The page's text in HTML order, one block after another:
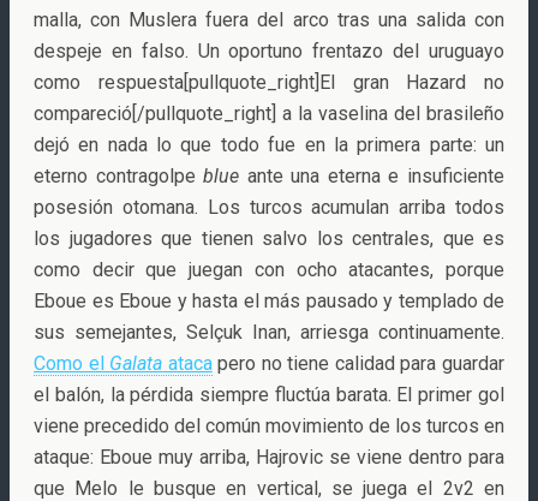
malla, con Muslera fuera del arco tras una salida con
despeje en falso. Un oportuno frentazo del uruguayo
como respuesta[pullquote_right]El gran Hazard no
compareció[/pullquote_right] a la vaselina del brasileño
dejó en nada lo que todo fue en la primera parte: un
eterno contragolpeblue ante una eterna e insuficiente
posesión otomana. Los turcos acumulan arriba todos
los jugadores que tienen salvo los centrales, que es
como decir que juegan con ocho atacantes, porque
Eboue es Eboue y hasta el más pausado y templado de
sus semejantes, Selçuk Inan, arriesga continuamente.
Como el Galata atacapero no tiene calidad para guardar
el balón, la pérdida siempre fluctúa barata. El primer gol
viene precedido del común movimiento de los turcos en
ataque: Eboue muy arriba, Hajrovic se viene dentro para
que Melo le busque en vertical, se juega el 2v2 en